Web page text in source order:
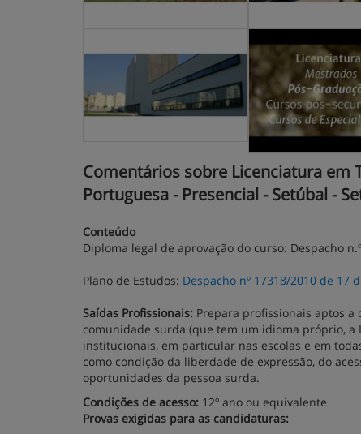
Comentários sobre Licenciatura em
Portuguesa - Presencial - Setúbal -
Conteúdo
Diploma legal de aprovação do curso: Despacho
Plano de Estudos: Despacho nº 17318/2010 de 17
Saídas Profissionais: Prepara profissionais aptos
comunidade surda (que tem um idioma próprio, a
institucionais, em particular nas escolas e em
como condição da liberdade de expressão, do
oportunidades da pessoa surda.
Condições de acesso: 12º ano ou equivalente
Provas exigidas para as candidaturas: